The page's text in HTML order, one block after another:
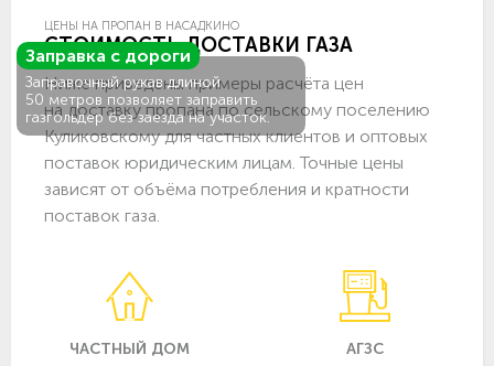
Заправка с дороги
Заправочный рукав длиной
50 метров позволяет заправить
газгольдер без заезда на участок.
ЦЕНЫ НА ПРОПАН В НАСАДКИНО
СТОИМОСТЬ ДОСТАВКИ ГАЗА
Ниже приведены примеры расчёта цен
на доставку пропана по сельскому поселению
Куликовскому для частных клиентов и оптовых
поставок юридическим лицам. Точные цены
зависят от объёма потребления и кратности
поставок газа.
ЧАСТНЫЙ ДОМ АГЗС